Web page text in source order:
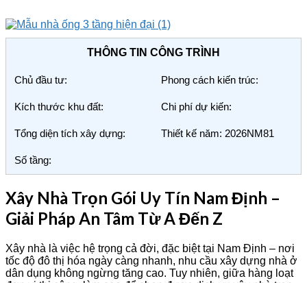
THÔNG TIN CÔNG TRÌNH
Chủ đầu tư: Phong cách kiến trúc:
Kích thước khu đất: Chi phí dự kiến:
Tổng diện tích xây dựng: Thiết kế năm: 2026NM81
Số tầng:
Xây Nhà Trọn Gói Uy Tín Nam Định –
Giải Pháp An Tâm Từ A Đến Z
Xây nhà là việc hệ trọng cả đời, đặc biệt tại Nam Định – nơi
tốc độ đô thị hóa ngày càng nhanh, nhu cầu xây dựng nhà ở
dân dụng không ngừng tăng cao. Tuy nhiên, giữa hàng loạt